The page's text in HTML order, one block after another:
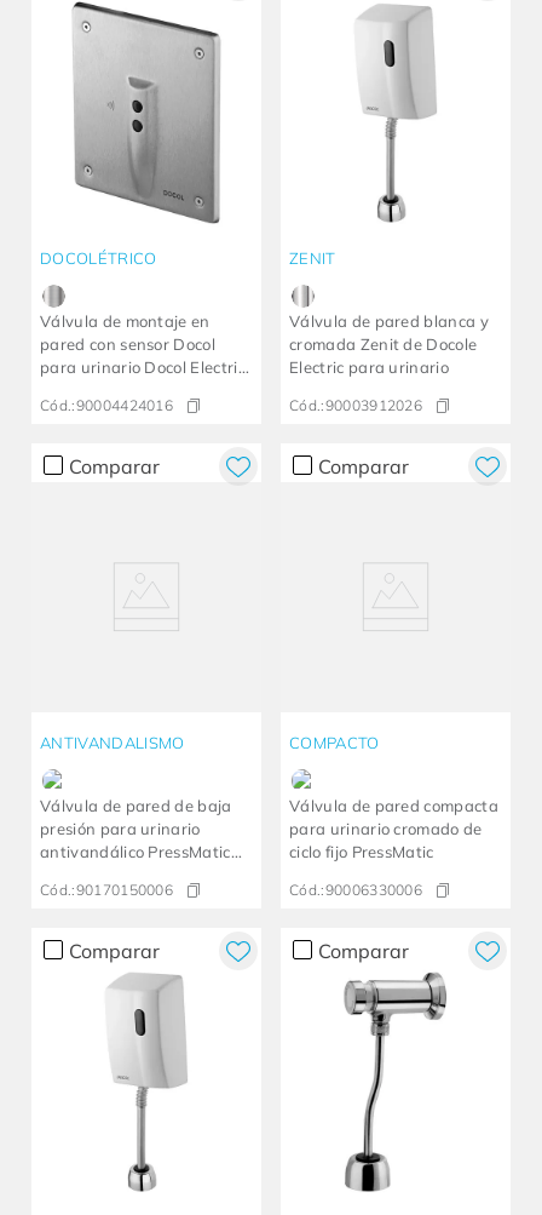
DOCOLÉTRICO
Válvula de montaje en
pared con sensor Docol
para urinario Docol Electric
cepillado
Cód.:90004424016
ZENIT
Válvula de pared blanca y
cromada Zenit de Docole
Electric para urinario
Cód.:90003912026
Comparar
ANTIVANDALISMO
Válvula de pared de baja
presión para urinario
antivandálico PressMatic
Cód.:90170150006
Comparar
COMPACTO
Válvula de pared compacta
para urinario cromado de
ciclo fijo PressMatic
Cód.:90006330006
Comparar Comparar